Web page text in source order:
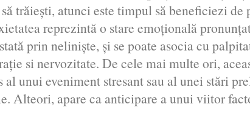
trăiești, atunci este timpul să beneficiezi de
reprezintă o stare emoțională
prin nelinişte, şi se poate asocia cu
si nervozitate. De cele mai multe ori,
al unui eveniment stresant sau al unei stări
Alteori, apare ca anticipare a unui viitor